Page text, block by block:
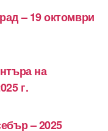
– 19 октомври
на
г.
– 2025